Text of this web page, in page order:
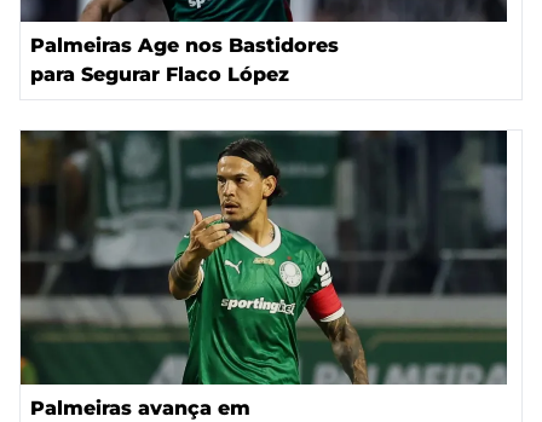
Palmeiras Age nos Bastidores
para Segurar Flaco López
Palmeiras avança em